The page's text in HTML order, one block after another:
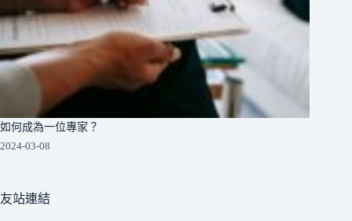
如何成為一位專家？
2024-03-08
友站連結